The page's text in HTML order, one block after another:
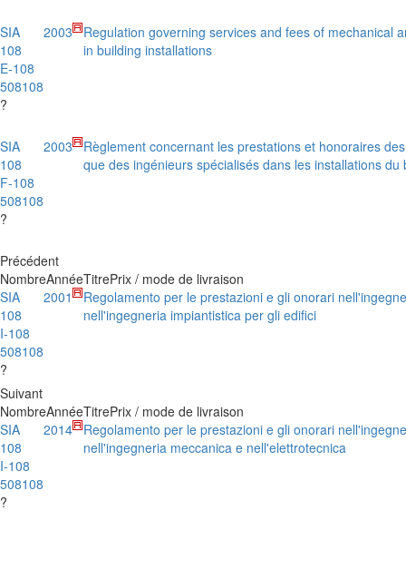
SIA
108
E-108
508108
?
2003
Regulation governing services and fees of mechanical
in building installations
SIA
108
F-108
508108
?
2003
Règlement concernant les prestations et honoraires
que des ingénieurs spécialisés dans les installations du
Précédent
NombreAnnéeTitrePrix / mode de livraison
SIA
108
I-108
508108
?
2001
Regolamento per le prestazioni e gli onorari
nell'ingegneria impiantistica per gli edifici
Suivant
NombreAnnéeTitrePrix / mode de livraison
SIA
108
I-108
508108
?
2014
Regolamento per le prestazioni e gli onorari
nell'ingegneria meccanica e nell'elettrotecnica